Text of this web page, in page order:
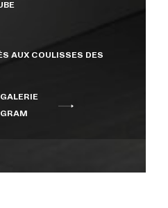
AUX COULISSES DES